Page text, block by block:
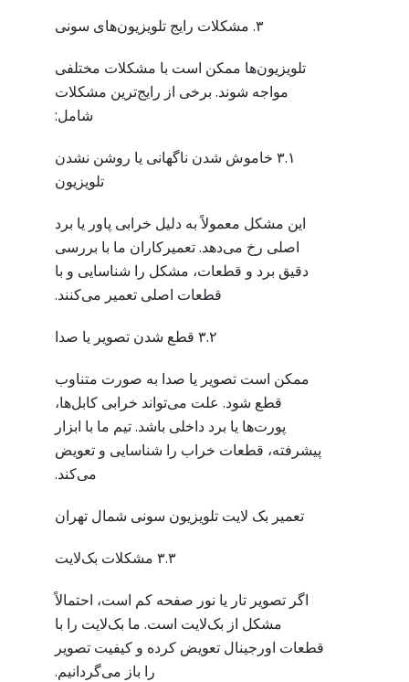
۳. مشکلات رایج تلویزیون‌های سونی
تلویزیون‌ها ممکن است با مشکلات مختلفی
مواجه شوند. برخی از رایج‌ترین مشکلات
شامل:
۳.۱ خاموش شدن ناگهانی یا روشن نشدن
تلویزیون
این مشکل معمولاً به دلیل خرابی پاور یا برد
اصلی رخ می‌دهد. تعمیرکاران ما با بررسی
دقیق برد و قطعات، مشکل را شناسایی و با
قطعات اصلی تعمیر می‌کنند.
۳.۲ قطع شدن تصویر یا صدا
ممکن است تصویر یا صدا به صورت متناوب
قطع شود. علت می‌تواند خرابی کابل‌ها،
پورت‌ها یا برد داخلی باشد. تیم ما با ابزار
پیشرفته، قطعات خراب را شناسایی و تعویض
می‌کند.
تعمیر بک لایت تلویزیون سونی شمال تهران
۳.۳ مشکلات بک‌لایت
اگر تصویر تار یا نور صفحه کم است، احتمالاً
مشکل از بک‌لایت است. ما بک‌لایت را با
قطعات اورجینال تعویض کرده و کیفیت تصویر
را باز می‌گردانیم.